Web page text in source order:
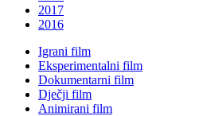
2017
2016
Igrani film
Eksperimentalni film
Dokumentarni film
Dječji film
Animirani film